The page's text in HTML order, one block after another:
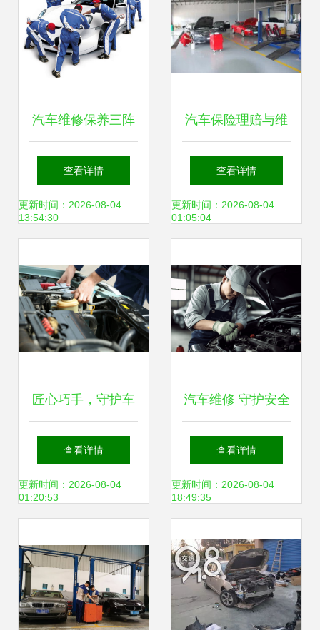
汽车维修保养三阵
营 车主选择指南与
避坑要点
查看详情
更新时间：2026-08-04
13:54:30
汽车保险理赔与维
修全流程详解 从报
案到取车的完整指
查看详情
更新时间：2026-08-04
01:05:04
匠心巧手，守护车
轮上的安全——汽
车修理工的日常
查看详情
更新时间：2026-08-04
01:20:53
汽车维修 守护安全
的隐形工匠
查看详情
更新时间：2026-08-04
18:49:35